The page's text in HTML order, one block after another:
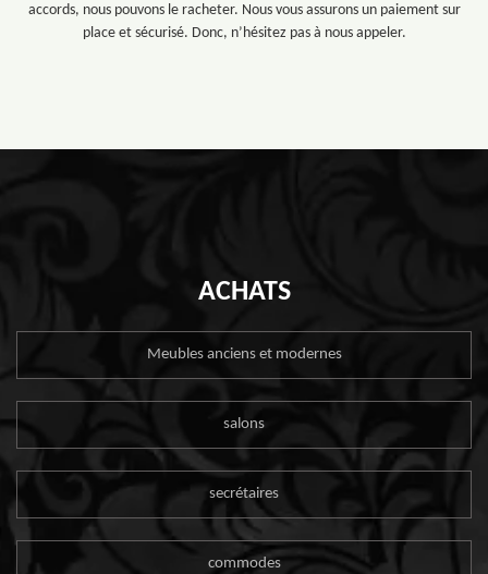
accords, nous pouvons le racheter. Nous vous assurons un paiement sur
place et sécurisé. Donc, n’hésitez pas à nous appeler.
ACHATS
Meubles anciens et modernes
salons
secrétaires
commodes